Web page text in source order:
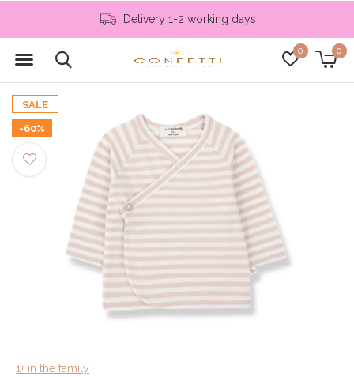
0 0
Delivery 1-2 working days
SALE
-60%
1+ in the family